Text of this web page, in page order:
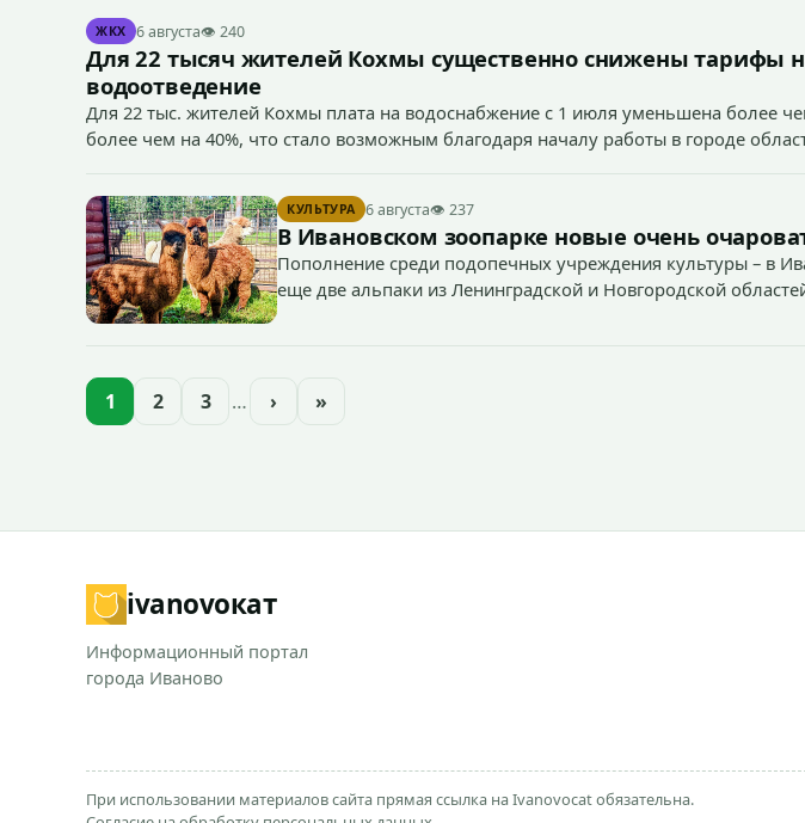
ЖКХ 6 августа👁 240
Для 22 тысяч жителей Кохмы существенно снижены тарифы
водоотведение
Для 22 тыс. жителей Кохмы плата на водоснабжение с 1 июля уменьшена более
более чем на 40%, что стало возможным благодаря началу работы в городе
КУЛЬТУРА 6 августа👁 237
В Ивановском зоопарке новые очень
Пополнение среди подопечных учреждения культуры – в
еще две альпаки из Ленинградской и Новгородской
1 2 3 … › »
ivanovoкат
Информационный портал
города Иваново
При использовании материалов сайта прямая ссылка на Ivanovocat обязательна.